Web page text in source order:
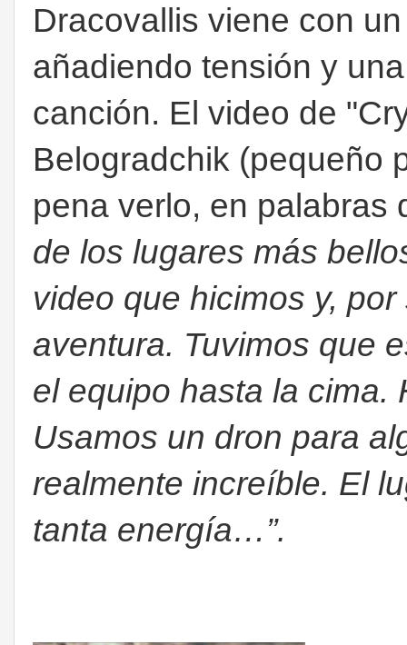
Dracovallis viene con
añadiendo tensión y
canción. El video de
Belogradchik (pequeño
pena verlo, en palabras
de los lugares más
video que hicimos y,
aventura. Tuvimos que
el equipo hasta la cima.
Usamos un dron para
realmente increíble. El
tanta energía…”.